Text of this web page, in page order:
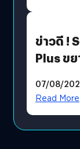
ข่าวดี !
Plus ข
โดยตรง
07/08/
Read More